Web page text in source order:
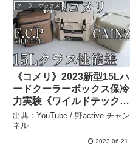
クーラーボックス
《コメリ》2023新型15Lハ
ードクーラーボックス保冷
力実験《ワイルドテック、
カインズ》 – 野active チャ
ンネル
出典：YouTube / 野active チャン
ネル
2023.06.21